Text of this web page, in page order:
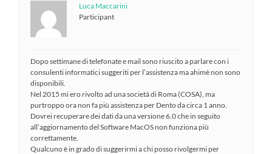
Luca Maccarini
Participant
Dopo settimane di telefonate e mail sono riuscito a parlare con i
consulenti informatici suggeriti per l’assistenza ma ahimè non sono
disponibili.
Nel 2015 mi ero rivolto ad una società di Roma (COSA), ma
purtroppo ora non fa più assistenza per Dento da circa 1 anno.
Dovrei recuperare dei dati da una versione 6.0 che in seguito
all’aggiornamento del Software MacOS non funziona più
correttamente.
Qualcuno è in grado di suggerirmi a chi posso rivolgermi per